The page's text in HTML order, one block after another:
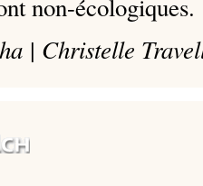
non-écologiques.
| Christelle